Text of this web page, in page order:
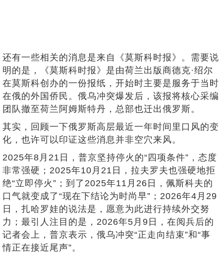
还有一些相关的消息是来自《莫斯科时报》。需要说
明的是，《莫斯科时报》是由荷兰出版商德克·绍尔
在莫斯科创办的一份报纸，开始时主要是服务于当时
在俄的外国侨民。俄乌冲突爆发后，该报将核心采编
团队撤至荷兰阿姆斯特丹，总部也迁出俄罗斯。
其实，回顾一下俄罗斯高层最近一年时间里口风的变
化，也许可以印证这些消息并非空穴来风。
2025年8月21日，普京坚持停火的“四项条件”，态度
非常强硬；2025年10月21日，拉夫罗夫也强硬地拒
绝“立即停火”；到了2025年11月26日，佩斯科夫的
口气就变成了“现在下结论为时尚早”；2026年4月29
日，扎哈罗娃的说法是，愿意为此进行持续外交努
力；最引人注目的是，2026年5月9日，在阅兵后的
记者会上，普京表示，俄乌冲突“正走向结束”和“事
情正在接近尾声”。